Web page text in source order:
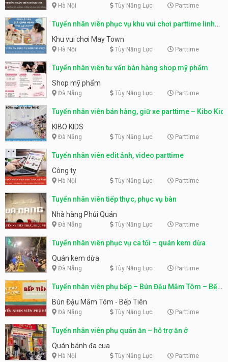
Hà Nội Tùy Năng Lực Parttime
Tuyển nhân viên phục vụ khu vui chơi parttime linh
động
Khu vui chơi May Town
Hà Nội Tùy Năng Lực Parttime
Tuyển nhân viên tư vấn bán hàng shop mỹ phẩm
Shop mỹ phẩm
Đà Nẵng Tùy Năng Lực Parttime
Tuyển nhân viên bán hàng, giữ xe parttime – Kibo Kid
KIBO KIDS
Đà Nẵng Tùy Năng Lực Parttime
Tuyển nhân viên edit ảnh, video parttime
Công ty
Hà Nội Tùy Năng Lực Parttime
Tuyển nhân viên tiếp thực, phục vụ bàn
Nhà hàng Phủi Quán
Đà Nẵng Tùy Năng Lực Parttime
Tuyển nhân viên phục vụ ca tối – quán kem dừa
Quán kem dừa
Đà Nẵng Tùy Năng Lực Parttime
Tuyển nhân viên phụ bếp – Bún Đậu Mắm Tôm – Bếp
Tiên
Bún Đậu Mắm Tôm - Bếp Tiên
Đà Nẵng Tùy Năng Lực Parttime
Tuyển nhân viên phụ quán ăn – hỗ trợ ăn ở
Quán bánh đa cua
Hà Nội Tùy Năng Lực Parttime